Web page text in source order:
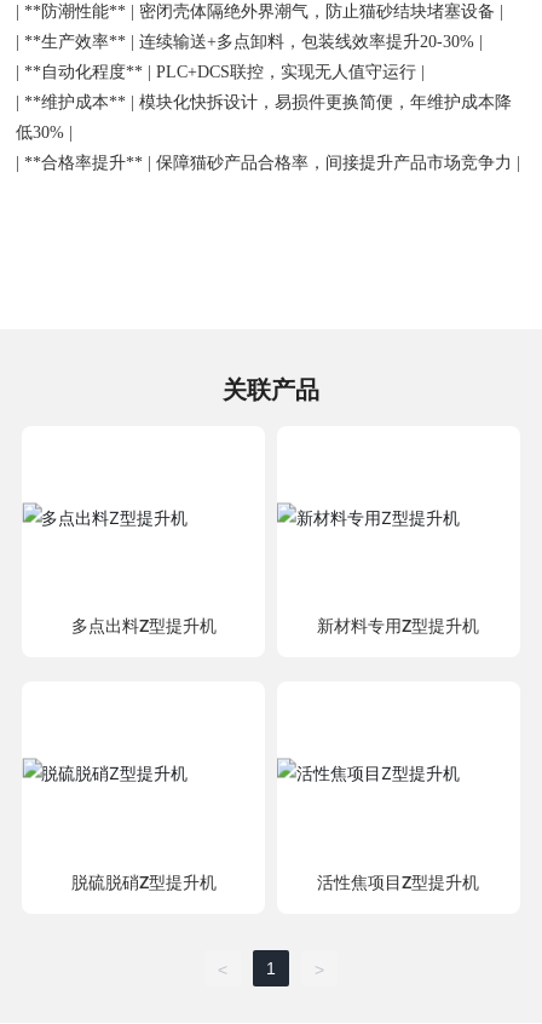
| **防潮性能** | 密闭壳体隔绝外界潮气，防止猫砂结块堵塞设备 |
| **生产效率** | 连续输送+多点卸料，包装线效率提升20-30% |
| **自动化程度** | PLC+DCS联控，实现无人值守运行 |
| **维护成本** | 模块化快拆设计，易损件更换简便，年维护成本降
低30% |
| **合格率提升** | 保障猫砂产品合格率，间接提升产品市场竞争力 |
关联产品
多点出料Z型提升机 新材料专用Z型提升机
脱硫脱硝Z型提升机 活性焦项目Z型提升机
< 1 >